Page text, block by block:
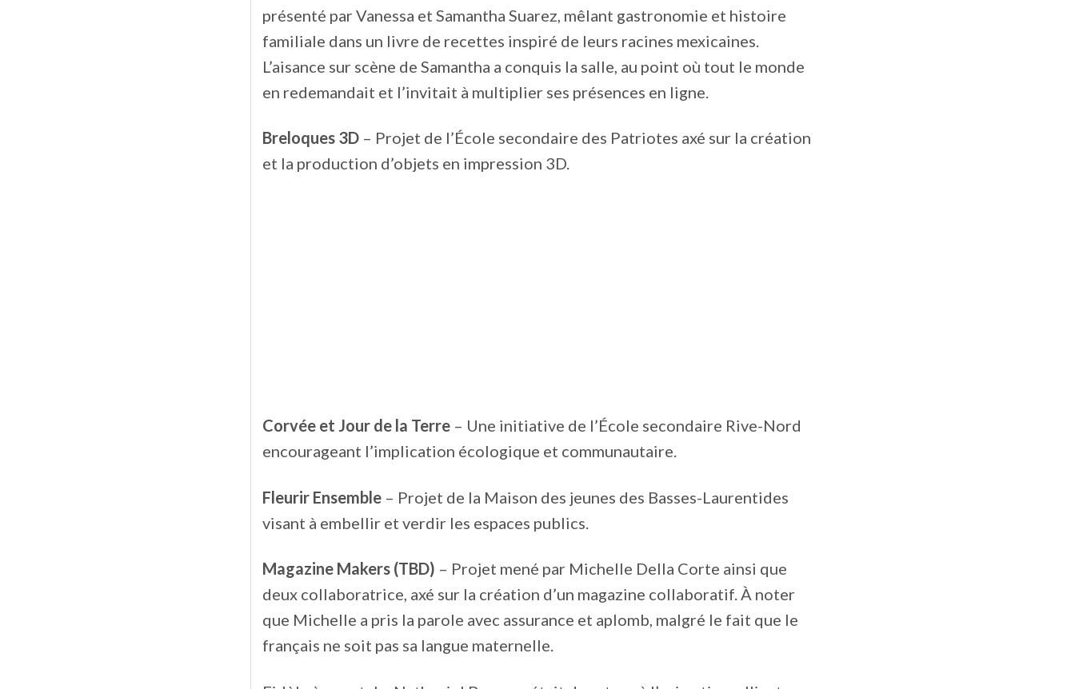
présenté par Vanessa et Samantha Suarez, mêlant gastronomie et histoire
familiale dans un livre de recettes inspiré de leurs racines mexicaines.
L’aisance sur scène de Samantha a conquis la salle, au point où tout le monde
en redemandait et l’invitait à multiplier ses présences en ligne.
Breloques 3D– Projet de l’École secondaire des Patriotes axé sur la création
et la production d’objets en impression 3D.
Corvée et Jour de la Terre– Une initiative de l’École secondaire Rive-Nord
encourageant l’implication écologique et communautaire.
Fleurir Ensemble– Projet de la Maison des jeunes des Basses-Laurentides
visant à embellir et verdir les espaces publics.
Magazine Makers (TBD) – Projet mené par Michelle Della Corte ainsi que
deux collaboratrice, axé sur la création d’un magazine collaboratif. À noter
que Michelle a pris la parole avec assurance et aplomb, malgré le fait que le
français ne soit pas sa langue maternelle.